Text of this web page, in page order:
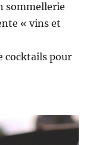
sommellerie
« vins et
cocktails pour